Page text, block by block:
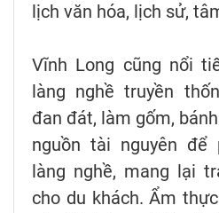
lịch văn hóa, lịch sử,
Vĩnh Long cũng nổi
làng nghề truyền
đan đát, làm gốm,
nguồn tài nguyên
làng nghề, mang lại
cho du khách. Ẩm